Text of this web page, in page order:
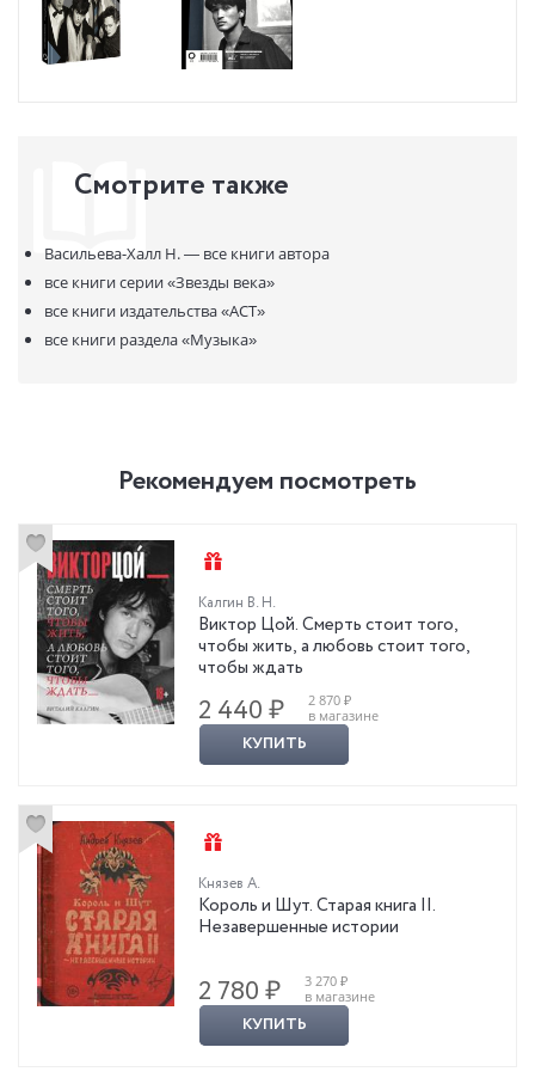
участницы".
Наташа Васильева-Халл
УСТАНОВЛЕННУЮ ЗАКОНОДАТЕЛЬСТВОМ ОТВЕТСТВЕННОСТЬ.
Смотрите также
Васильева-Халл Н. — все книги автора
все книги серии«Звезды века»
все книги издательства«АСТ»
все книги раздела«Музыка»
Рекомендуем посмотреть
Калгин В. Н.
Виктор Цой. Смерть стоит того,
чтобы жить, а любовь стоит того,
чтобы ждать
2 440 ₽
2 870 ₽
в магазине
КУПИТЬ
Князев А.
Король и Шут. Старая книга II.
Незавершенные истории
2 780 ₽
3 270 ₽
в магазине
КУПИТЬ